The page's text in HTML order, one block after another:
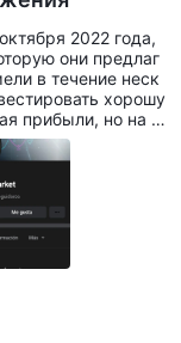
2022 года,
они предлаг
в течение неск
хорошу
прибыли, но на д
прибыли и на дан
но это не
мне надо в
что осталис
году, последнее,
я не инвести
продан с аукцион